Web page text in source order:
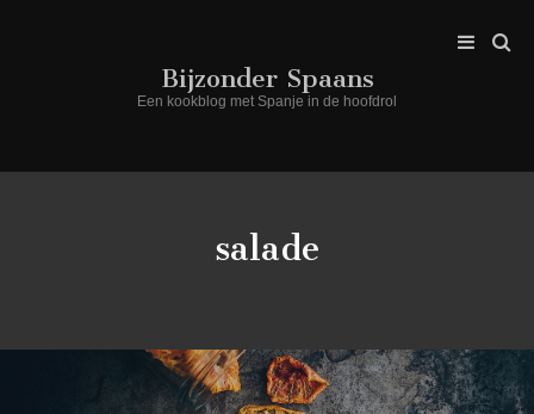
Bijzonder Spaans
Een kookblog met Spanje in de hoofdrol
salade